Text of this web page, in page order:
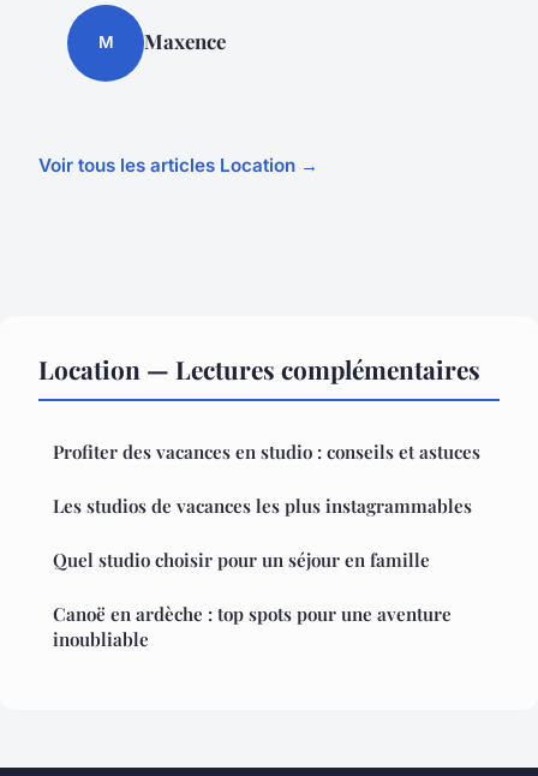
M Maxence
Voir tous les articles Location →
Location — Lectures complémentaires
Profiter des vacances en studio : conseils et astuces
Les studios de vacances les plus instagrammables
Quel studio choisir pour un séjour en famille
Canoë en ardèche : top spots pour une aventure
inoubliable